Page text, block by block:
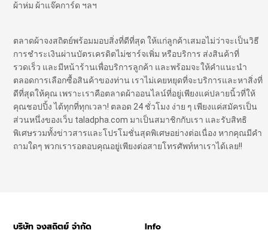
ผ้าห่ม ผ้าแจ๊คการ์ด ฯลฯ
ตลาดผ้าจงสถิตย์พร้อมมอบสิ่งที่ดีที่สุด ให้แก่ลูกค้าเสมอไม่ว่าจะเป็นวิธี
การชำระเงินผ่านบัตรเครดิตไม่ชาร์จเพิ่ม หรือบริการ ส่งสินค้าที่
รวดเร็ว และมีหน้าร้านเพื่อบริการลูกค้า และพร้อมจะให้คำแนะนำ
ตลอดการเลือกซื้อสินค้าของท่าน เราไม่เคยหยุดที่จะบริการและหาสิ่งที่
ดีที่สุดให้คุณ เพราะเราคือตลาดผ้าออนไลน์ที่อยู่เพียงแค่ปลายนิ้วที่ให้
คุณชอปปิ้ง ได้ทุกที่ทุกเวลา! ตลอด 24 ชั่วโมง ง่าย ๆ เพียงแค่สมัครเป็น
ส่วนหนึ่งของเว็บ taladpha.com มาเป็นสมาชิกกับเรา และรับสิทธิ
พิเศษรวมทั้งข่าวสารและโปรโมชั่นสุดพิเศษอย่างต่อเนื่อง หากคุณมีคำ
ถามใดๆ พวกเรารอตอบคุณอยู่เพียงต่อสายโทรศัพท์หาเราได้เลย!!
บริษัท จงสถิตย์ จำกัด Info